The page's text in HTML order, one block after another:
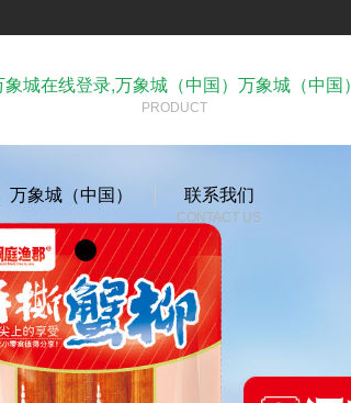
象城在线登录,万象城（中国）万象城（中国）
PRODUCT
象城（中国） 联系我们
CONTACT US